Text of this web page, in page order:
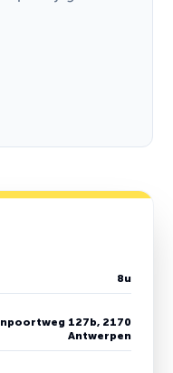
8u
127b, 2170
Antwerpen